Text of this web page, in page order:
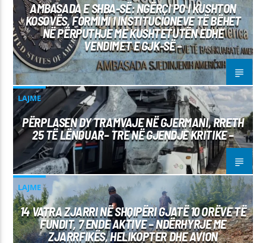
AMBASADA E SHBA-SË: NGËRÇI PO I KUSHTON
KOSOVËS, FORMIMI I INSTITUCIONEVE TË BËHET
NË PËRPUTHJE ME KUSHTETUTËN EDHE
VENDIMET E GJK-SË –
LAJME
PËRPLASEN DY TRAMVAJE NË GJERMANI, RRETH
25 TË LËNDUAR– TRE NË GJENDJE KRITIKE –
LAJME
14 VATRA ZJARRI NË SHQIPËRI GJATË 10 ORËVE TË
FUNDIT, 7 ENDE AKTIVE – NDËRHYRJE ME
ZJARRFIKËS, HELIKOPTER DHE AVION